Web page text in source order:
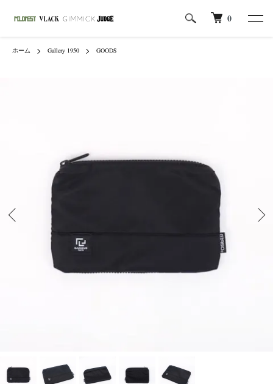
0
ホーム Gallery 1950 GOODS